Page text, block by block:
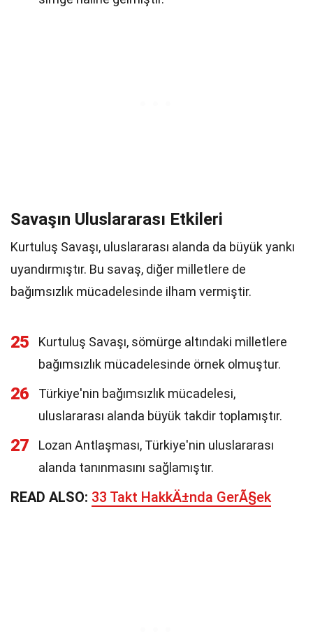
Savaşın Uluslararası Etkileri
Kurtuluş Savaşı, uluslararası alanda da büyük yankı
uyandırmıştır. Bu savaş, diğer milletlere de
bağımsızlık mücadelesinde ilham vermiştir.
25
Kurtuluş Savaşı, sömürge altındaki milletlere
bağımsızlık mücadelesinde örnek olmuştur.
26
Türkiye'nin bağımsızlık mücadelesi,
uluslararası alanda büyük takdir toplamıştır.
27
Lozan Antlaşması, Türkiye'nin uluslararası
alanda tanınmasını sağlamıştır.
READ ALSO: 33 Takt HakkÄ±nda GerÃ§ek